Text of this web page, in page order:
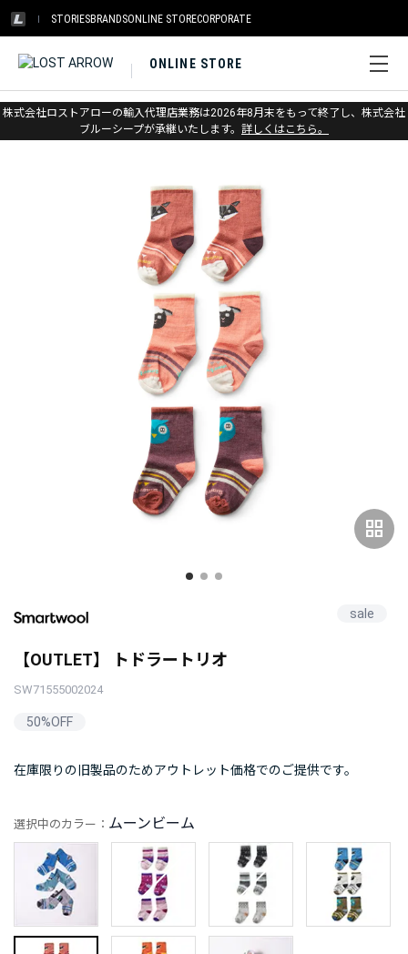
STORIESBRANDSONLINE STORECORPORATE
ONLINE STORE
株式会社ロストアローの輸入代理店業務は2026年8月末をもって終了し、株式会社
ブルーシープが承継いたします。 詳しくはこちら。
ホーム > アウトレット > キッズ
grid_view
sale
【OUTLET】 トドラートリオ
SW71555002024
50%OFF
在庫限りの旧製品のためアウトレット価格でのご提供です。
選択中のカラー： ムーンビーム